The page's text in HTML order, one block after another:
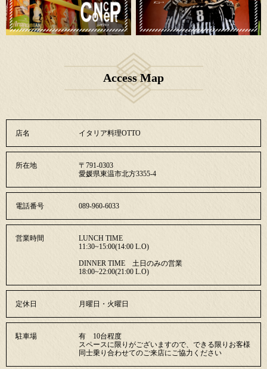
Access Map
店名 イタリア料理OTTO
所在地
〒791-0303
愛媛県東温市北方3355-4
電話番号 089-960-6033
営業時間
LUNCH TIME
11:30~15:00(14:00 L.O)
DINNER TIME 土日のみの営業
18:00~22:00(21:00 L.O)
定休日 月曜日・火曜日
駐車場
有 10台程度
スペースに限りがございますので、できる限りお客様
同士乗り合わせてのご来店にご協力ください